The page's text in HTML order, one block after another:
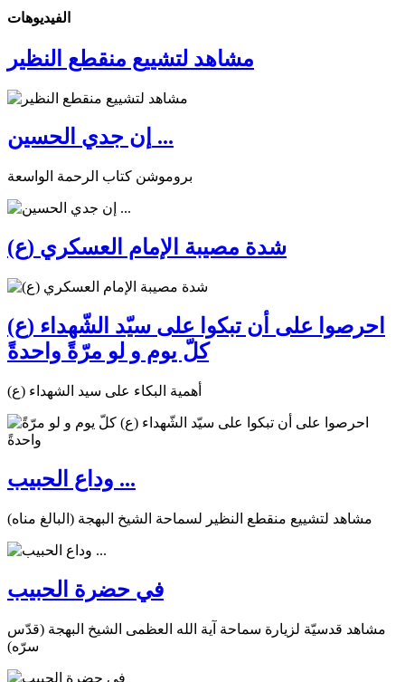
الفیدیوهات
مشاهد لتشييع منقطع النظير
إن جدي الحسين ...
بروموشن كتاب الرحمة الواسعة
شدة مصيبة الإمام العسكري (ع)
احرصوا على أن تبكوا على سيّد الشّهداء (ع)
كلّ يوم و لو مرّةً واحدةً
أهمية البكاء على سيد الشهداء (ع)
وداع الحبيب ...
مشاهد لتشييع منقطع النظير لسماحة الشيخ البهجة (البالغ مناه)
في حضرة الحبيب
مشاهد قدسيّة لزيارة سماحة آية الله العظمى الشيخ البهجة (قدّس
سرّه)